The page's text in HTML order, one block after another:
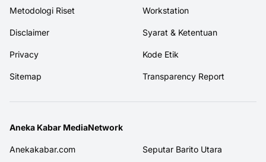
Metodologi Riset Workstation
Disclaimer Syarat & Ketentuan
Privacy Kode Etik
Sitemap Transparency Report
Aneka Kabar MediaNetwork
Anekakabar.com Seputar Barito Utara